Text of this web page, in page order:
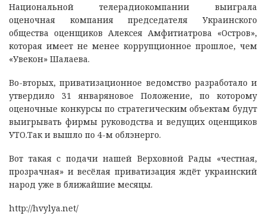
Национальной телерадиокомпании выиграла
оценочная компания председателя Украинского
общества оценщиков Алексея Амфитиатрова «Остров»,
которая имеет не менее коррупционное прошлое, чем
«Увекон» Шалаева.
Во-вторых, приватизационное ведомство разработало и
утвердило 31 январяновое Положение, по которому
оценочные конкурсы по стратегическим объектам будут
выигрывать фирмы руководства и ведущих оценщиков
УТО.Так и вышло по 4-м облэнерго.
Вот такая с подачи нашей Верховной Рады «честная,
прозрачная» и весёлая приватизация ждёт украинский
народ уже в ближайшие месяцы.
http://hvylya.net/